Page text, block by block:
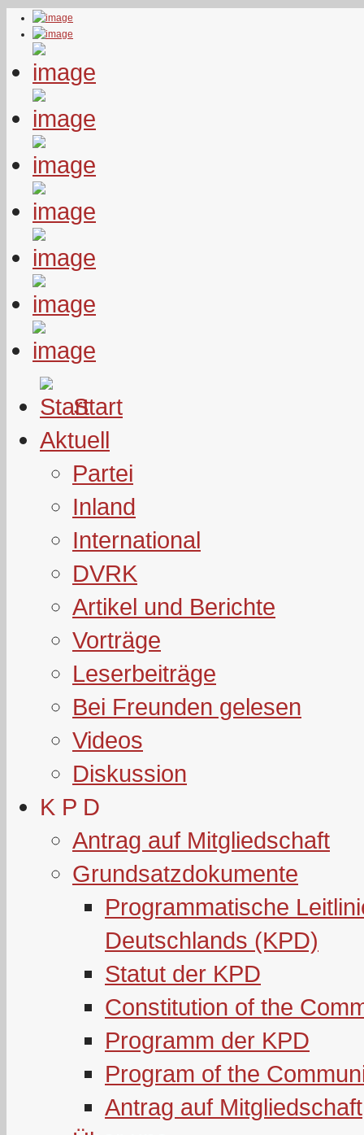
Start
Aktuell
Partei
Inland
International
DVRK
Artikel und Berichte
Vorträge
Leserbeiträge
Bei Freunden gelesen
Videos
Diskussion
K P D
Antrag auf Mitgliedschaft
Grundsatzdokumente
Programmatische
Deutschlands (KPD)
Statut der KPD
Constitution of the
Programm der KPD
Program of the
Antrag auf Mitgliedschaft